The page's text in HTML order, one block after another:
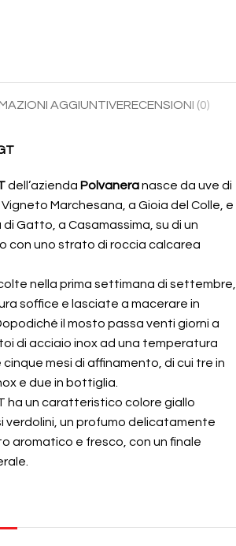
AGGIUNTIVERECENSIONI (0)
dell’azienda Polvaneranasce da uve di
Marchesana, a Gioia del Colle, e
Gatto, a Casamassima, su di un
con uno strato di roccia calcarea
nella prima settimana di settembre,
soffice e lasciate a macerare in
il mosto passa venti giorni a
di acciaio inox ad una temperatura
mesi di affinamento, di cui tre in
e due in bottiglia.
ha un caratteristico colore giallo
verdolini, un profumo delicatamente
aromatico e fresco, con un finale